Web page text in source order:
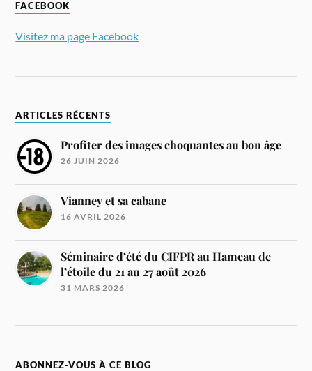
FACEBOOK
Visitez ma page Facebook
ARTICLES RÉCENTS
Profiter des images choquantes au bon âge
26 JUIN 2026
Vianney et sa cabane
16 AVRIL 2026
Séminaire d’été du CIFPR au Hameau de
l’étoile du 21 au 27 août 2026
31 MARS 2026
ABONNEZ-VOUS À CE BLOG